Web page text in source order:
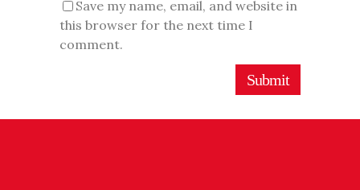
Save my name, email, and website in
this browser for the next time I
comment.